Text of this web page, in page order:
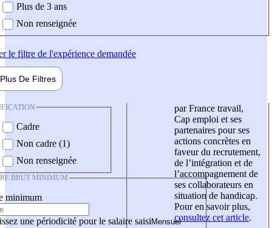
Plus de 3 ans
Non renseignée
le filtre de l'expérience demandée
Plus De Filtres
Cadre
Non cadre (1)
Non renseignée
BRUT MINIMUM
minimum
une périodicité pour le salaire saisi
par France travail,
Cap emploi et ses
partenaires pour ses
actions concrètes en
faveur du recrutement,
de l’intégration et de
l’accompagnement de
ses collaborateurs en
situation de handicap.
Pour en savoir plus,
consultez cet article.